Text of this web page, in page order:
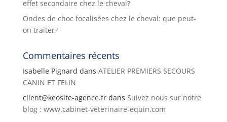
effet secondaire chez le cheval?
Ondes de choc focalisées chez le cheval: que peut-
on traiter?
Commentaires récents
Isabelle Pignard dans ATELIER PREMIERS SECOURS
CANIN ET FELIN
client@keosite-agence.frdans Suivez nous sur notre
blog : www.cabinet-veterinaire-equin.com